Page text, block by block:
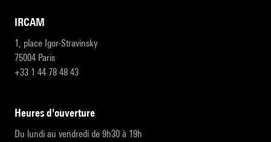
IRCAM
1, place Igor-Stravinsky
75004 Paris
+33 1 44 78 48 43
heures d'ouverture
Du lundi au vendredi de 9h30 à 19h